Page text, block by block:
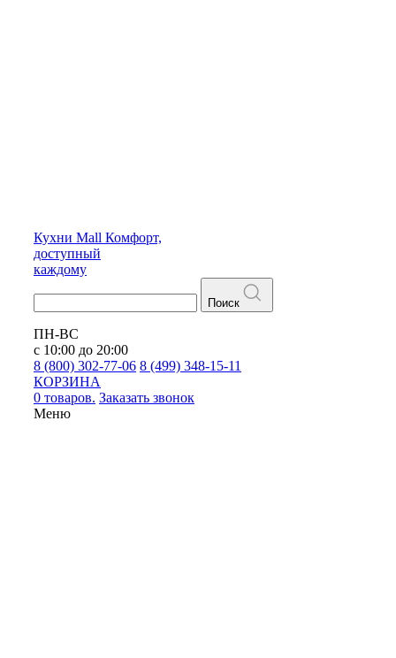
Кухни Mall Комфорт,
доступный
каждому
Поиск
ПН-ВС
с 10:00 до 20:00
8 (800) 302-77-06 8 (499) 348-15-11
КОРЗИНА
0 товаров. Заказать звонок
Меню